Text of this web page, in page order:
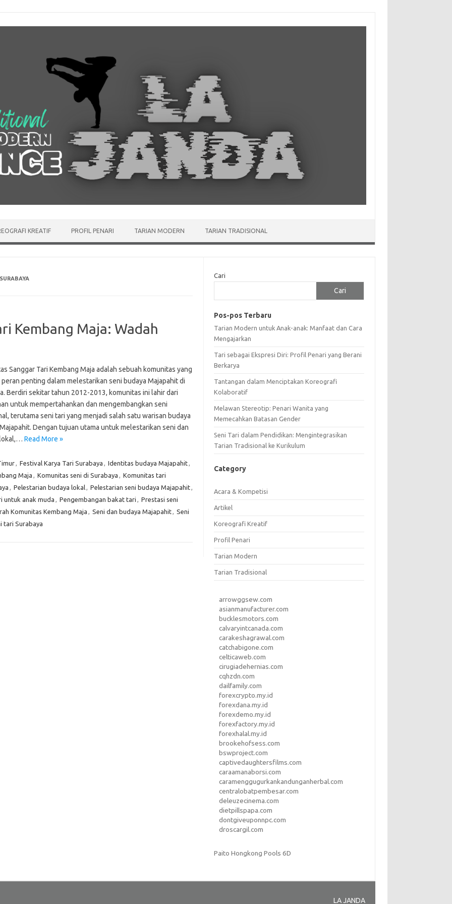
KREATIF PROFIL PENARI TARIAN MODERN TARIAN TRADISIONAL
Kembang Maja: Wadah
Sanggar Tari Kembang Maja adalah sebuah komunitas yang
penting dalam melestarikan seni budaya Majapahit di
Berdiri sekitar tahun 2012-2013, komunitas ini lahir dari
untuk mempertahankan dan mengembangkan seni
terutama seni tari yang menjadi salah satu warisan budaya
Dengan tujuan utama untuk melestarikan seni dan
Read More »
, Festival Karya Tari Surabaya , Identitas budaya Majapahit,
Maja , Komunitas seni di Surabaya , Komunitas tari
, Pelestarian budaya lokal, Pelestarian seni budaya Majapahit,
untuk anak muda , Pengembangan bakat tari , Prestasi seni
Komunitas Kembang Maja , Seni dan budaya Majapahit, Seni
tari Surabaya
Cari
Cari
Pos-pos Terbaru
Tarian Modern untuk Anak-anak: Manfaat dan Cara
Mengajarkan
Tari sebagai Ekspresi Diri: Profil Penari yang Berani
Berkarya
Tantangan dalam Menciptakan Koreografi
Kolaboratif
Melawan Stereotip: Penari Wanita yang
Memecahkan Batasan Gender
Seni Tari dalam Pendidikan: Mengintegrasikan
Tarian Tradisional ke Kurikulum
Category
Acara & Kompetisi
Artikel
Koreografi Kreatif
Profil Penari
Tarian Modern
Tarian Tradisional
arrowggsew.com
asianmanufacturer.com
bucklesmotors.com
calvaryintcanada.com
carakeshagrawal.com
catchabigone.com
celticaweb.com
cirugiadehernias.com
cqhzdn.com
dailfamily.com
forexcrypto.my.id
forexdana.my.id
forexdemo.my.id
forexfactory.my.id
forexhalal.my.id
brookehofsess.com
bswproject.com
captivedaughtersfilms.com
caraamanaborsi.com
caramenggugurkankandunganherbal.com
centralobatpembesar.com
deleuzecinema.com
dietpillspapa.com
dontgiveuponnpc.com
droscargil.com
Paito Hongkong Pools 6D
LA JANDA